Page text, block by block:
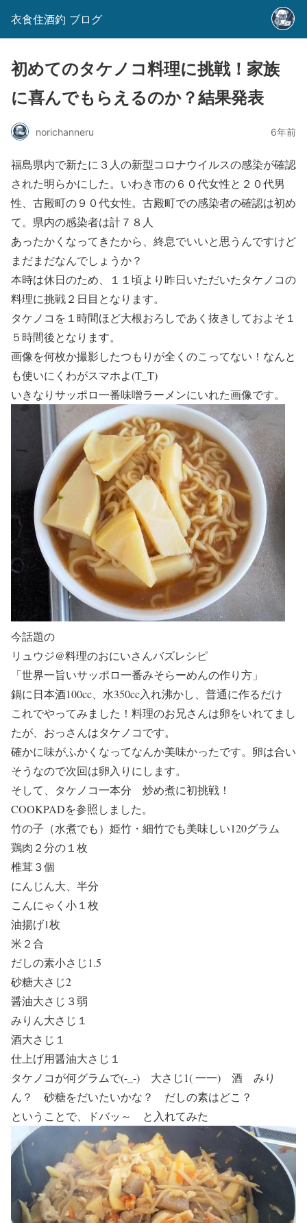
衣食住酒釣 ブログ
初めてのタケノコ料理に挑戦！家族
に喜んでもらえるのか？結果発表
norichanneru 6年前
福島県内で新たに３人の新型コロナウイルスの感染が確認
された明らかにした。いわき市の６０代女性と２０代男
性、古殿町の９０代女性。古殿町での感染者の確認は初め
て。県内の感染者は計７８人
あったかくなってきたから、終息でいいと思うんですけど
まだまだなんでしょうか？
本時は休日のため、１１頃より昨日いただいたタケノコの
料理に挑戦２日目となります。
タケノコを１時間ほど大根おろしであく抜きしておよそ１
５時間後となります。
画像を何枚か撮影したつもりが全くのこってない！なんと
も使いにくわがスマホよ(T_T)
いきなりサッポロ一番味噌ラーメンにいれた画像です。
今話題の
リュウジ@料理のおにいさんバズレシピ
「世界一旨いサッポロ一番みそらーめんの作り方」
鍋に日本酒100cc、水350cc入れ沸かし、普通に作るだけ
これでやってみました！料理のお兄さんは卵をいれてまし
たが、おっさんはタケノコです。
確かに味がふかくなってなんか美味かったです。卵は合い
そうなので次回は卵入りにします。
そして、タケノコ一本分 炒め煮に初挑戦！
COOKPADを参照しました。
竹の子（水煮でも）姫竹・細竹でも美味しい120グラム
鶏肉２分の１枚
椎茸３個
にんじん大、半分
こんにゃく小１枚
油揚げ1枚
米２合
だしの素小さじ1.5
砂糖大さじ2
醤油大さじ３弱
みりん大さじ１
酒大さじ１
仕上げ用醤油大さじ１
タケノコが何グラムで(-_-) 大さじ1( 一一) 酒 みり
ん？ 砂糖をだいたいかな？ だしの素はどこ？
ということで、ドバッ～ と入れてみた